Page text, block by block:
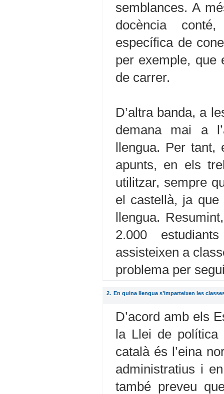
semblances. A
docència
específica de
per exemple, que
de carrer.
D’altra banda, a
demana mai a
llengua. Per
apunts, en els
utilitzar, sempre
el castellà, ja
llengua.
2.000
assisteixen a
problema per
2. En quina llengua s’imparteixen les
D’acord amb els
la Llei de política
català és l’eina
administratius i
també preveu